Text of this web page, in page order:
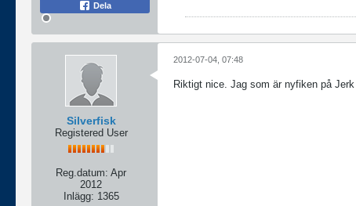
Dela
Silverfisk
Registered User
Reg.datum: Apr
2012
Inlägg: 1365
2012-07-04, 07:48
Riktigt nice. Jag som är nyfiken på